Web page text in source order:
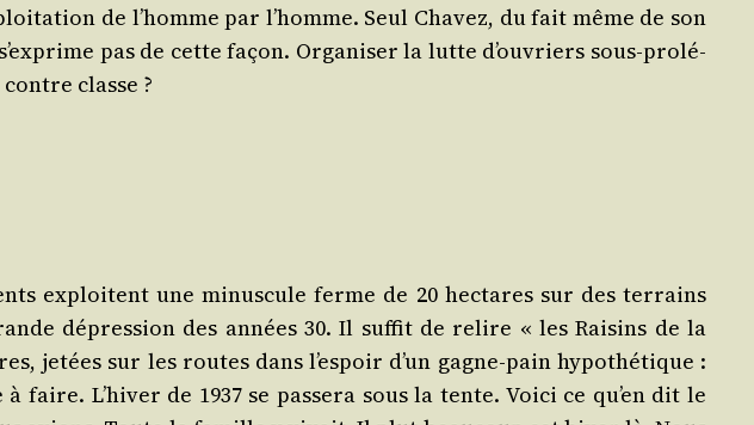
de l’homme par l’homme. Seul Cha­vez, du fait même de son
pas de cette façon. Orga­ni­ser la lutte d’ouvriers sous-pro­lé­
classe ?
exploitent une minus­cule ferme de 20 hec­tares sur des ter­rains
dépres­sion des années 30. Il suf­fit de relire « les Rai­sins de la
jetées sur les routes dans l’espoir d’un gagne‑pain hypo­thé­tique :
L’hiver de 1937 se pas­se­ra sous la tente. Voi­ci ce qu’en dit le